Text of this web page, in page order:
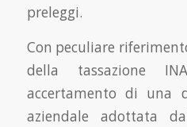
preleggi.
Con peculiare
della tassazione
accertamento di una
aziendale adottata